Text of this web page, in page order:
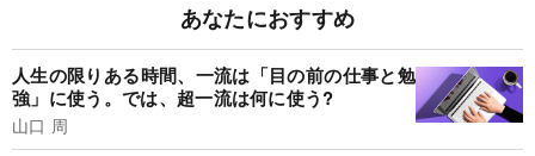
あなたにおすすめ
人生の限りある時間、一流は「目の前の仕事と勉
強」に使う。では、超一流は何に使う?
山口 周